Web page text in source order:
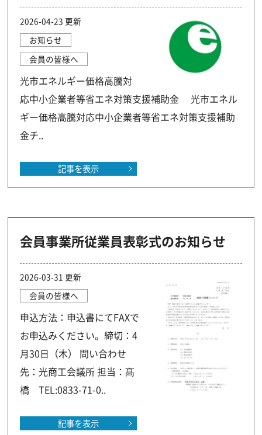
2026-04-23 更新
お知らせ
会員の皆様へ
光市エネルギー価格高騰対
応中小企業者等省エネ対策支援補助金 光市エネル
ギー価格高騰対応中小企業者等省エネ対策支援補助
金チ..
記事を表示
会員事業所従業員表彰式のお知らせ
2026-03-31 更新
会員の皆様へ
申込方法：申込書にてFAXで
お申込みください。締切：4
月30日（木） 問い合わせ
先：光商工会議所 担当：髙
橋 TEL:0833-71-0..
記事を表示